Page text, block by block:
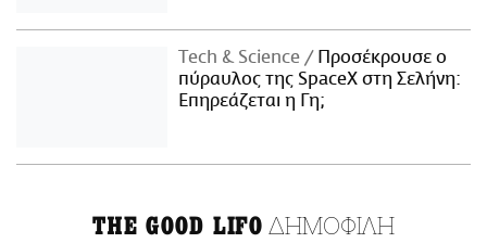
Τech & Science
Προσέκρουσε ο
πύραυλος της SpaceX στη Σελήνη:
Επηρεάζεται η Γη;
THE GOOD LIFO ΔΗΜΟΦΙΛΗ